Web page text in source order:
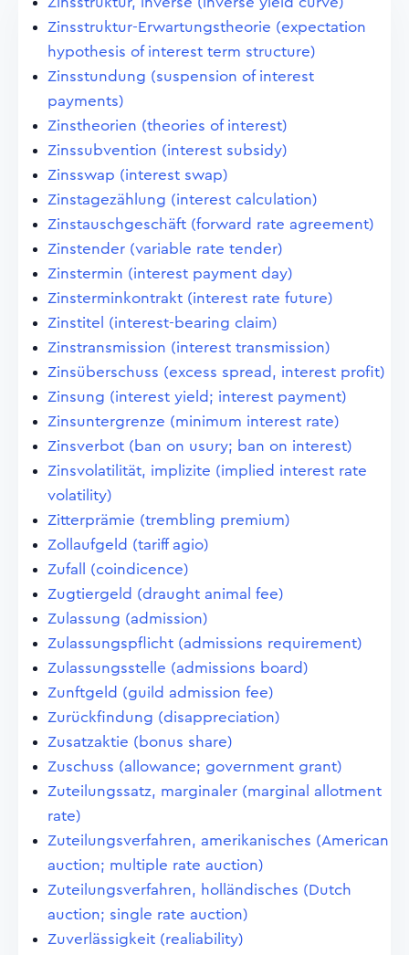
Zinsstruktur-Erwartungstheorie (expectation
hypothesis of interest term structure)
Zinsstundung (suspension of interest
payments)
Zinstheorien (theories of interest)
Zinssubvention (interest subsidy)
Zinsswap (interest swap)
Zinstagezählung (interest calculation)
Zinstauschgeschäft (forward rate agreement)
Zinstender (variable rate tender)
Zinstermin (interest payment day)
Zinsterminkontrakt (interest rate future)
Zinstitel (interest-bearing claim)
Zinstransmission (interest transmission)
Zinsüberschuss (excess spread, interest profit)
Zinsung (interest yield; interest payment)
Zinsuntergrenze (minimum interest rate)
Zinsverbot (ban on usury; ban on interest)
Zinsvolatilität, implizite (implied interest rate
volatility)
Zitterprämie (trembling premium)
Zollaufgeld (tariff agio)
Zufall (coindicence)
Zugtiergeld (draught animal fee)
Zulassung (admission)
Zulassungspflicht (admissions requirement)
Zulassungsstelle (admissions board)
Zunftgeld (guild admission fee)
Zurückfindung (disappreciation)
Zusatzaktie (bonus share)
Zuschuss (allowance; government grant)
Zuteilungssatz, marginaler (marginal allotment
rate)
Zuteilungsverfahren, amerikanisches (American
auction; multiple rate auction)
Zuteilungsverfahren, holländisches (Dutch
auction; single rate auction)
Zuverlässigkeit (realiability)